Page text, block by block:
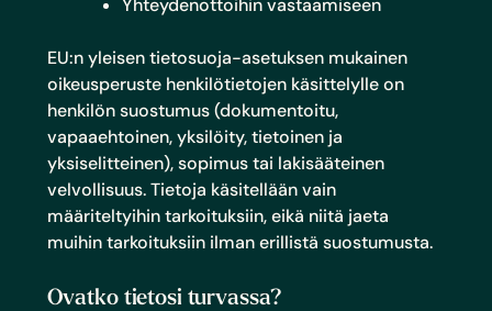
Yhteydenottoihin vastaamiseen
EU:n yleisen tietosuoja-asetuksen mukainen
oikeusperuste henkilötietojen käsittelylle on
henkilön suostumus (dokumentoitu,
vapaaehtoinen, yksilöity, tietoinen ja
yksiselitteinen), sopimus tai lakisääteinen
velvollisuus. Tietoja käsitellään vain
määriteltyihin tarkoituksiin, eikä niitä jaeta
muihin tarkoituksiin ilman erillistä suostumusta.
Ovatko tietosi turvassa?